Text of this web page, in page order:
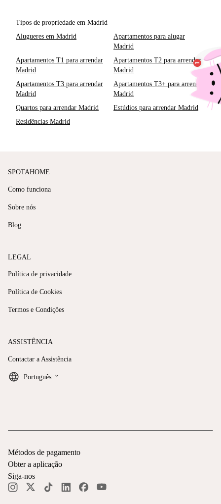
Tipos de propriedade em Madrid
Alugueres em Madrid
Apartamentos para alugar
Madrid
Apartamentos T1 para arrendar
Madrid
Apartamentos T2 para arrendar
Madrid
Apartamentos T3 para arrendar
Madrid
Apartamentos T3+ para arrendar
Madrid
Quartos para arrendar Madrid
Estúdios para arrendar Madrid
Residências Madrid
SPOTAHOME
Como funciona
Sobre nós
Blog
LEGAL
Política de privacidade
Política de Cookies
Termos e Condições
ASSISTÊNCIA
Contactar a Assistência
Português keyboard_arrow_down
Métodos de pagamento
Obter a aplicação
Siga-nos